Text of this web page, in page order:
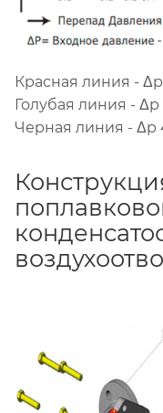
Красная линия -
Голубая линия - Δp
Черная линия - Δp